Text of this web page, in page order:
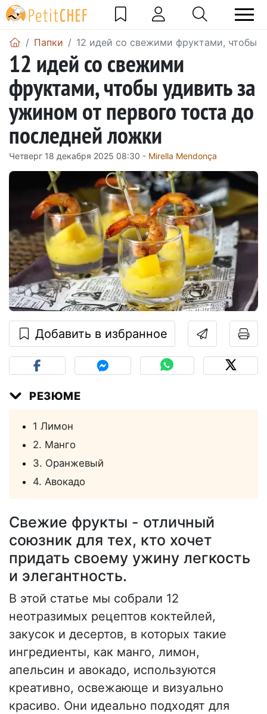
Папки 12 идей со свежими фруктами, чтобы
12 идей со свежими
фруктами, чтобы удивить за
ужином от первого тоста до
последней ложки
Четверг 18 декабря 2025 08:30 - Mirella Mendonça
Добавить в избранное
РЕЗЮМЕ
1 Лимон
2. Манго
3. Оранжевый
4. Авокадо
Свежие фрукты - отличный
союзник для тех, кто хочет
придать своему ужину легкость
и элегантность.
В этой статье мы собрали 12
неотразимых рецептов коктейлей,
закусок и десертов, в которых такие
ингредиенты, как манго, лимон,
апельсин и авокадо, используются
креативно, освежающе и визуально
красиво. Они идеально подходят для